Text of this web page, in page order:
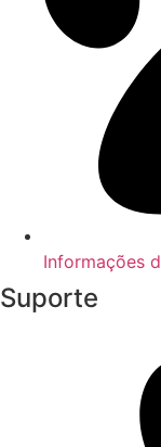
Informações
Suporte